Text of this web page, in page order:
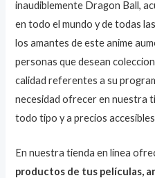
inaudiblemente Dragon Ball,
en todo el mundo y de todas
los amantes de este anime
personas que desean
calidad referentes a su
necesidad ofrecer en nuestra
todo tipo y a precios
En nuestra tienda en línea
productos de tus películas,